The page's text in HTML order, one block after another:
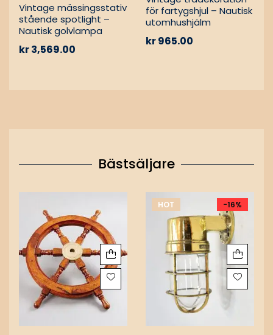
Vintage mässingsstativ
stående spotlight –
Nautisk golvlampa
kr3,569.00
för fartygshjul – Nautisk
utomhushjälm
kr965.00
Bästsäljare
HOT -16%